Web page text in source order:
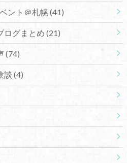
ント＠札幌(41)
ログまとめ (21)
(74)
談 (4)